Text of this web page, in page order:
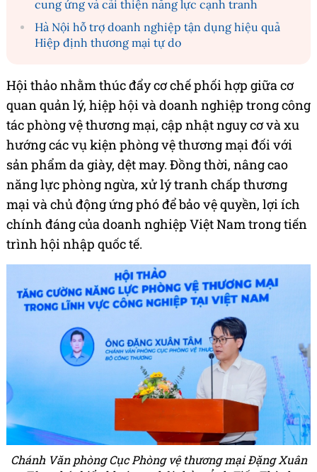
cung ứng và cải thiện năng lực cạnh tranh
Hà Nội hỗ trợ doanh nghiệp tận dụng hiệu quả
Hiệp định thương mại tự do
Hội thảo nhằm thúc đẩy cơ chế phối hợp giữa cơ
quan quản lý, hiệp hội và doanh nghiệp trong công
tác phòng vệ thương mại, cập nhật nguy cơ và xu
hướng các vụ kiện phòng vệ thương mại đối với
sản phẩm da giày, dệt may. Đồng thời, nâng cao
năng lực phòng ngừa, xử lý tranh chấp thương
mại và chủ động ứng phó để bảo vệ quyền, lợi ích
chính đáng của doanh nghiệp Việt Nam trong tiến
trình hội nhập quốc tế.
Chánh Văn phòng Cục Phòng vệ thương mại Đặng Xuân